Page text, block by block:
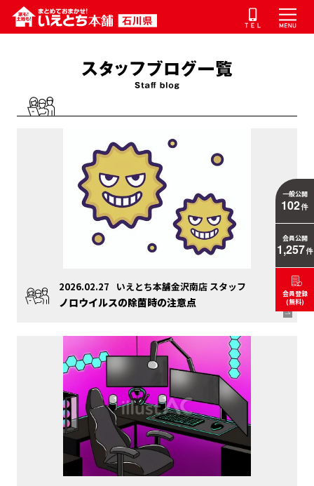
2026.02.27 いえとち本舗金沢南店 スタッフ
ノロウイルスの除菌時の注意点
一般公開
102件
会員公開
1,257件
会員登録
(無料)